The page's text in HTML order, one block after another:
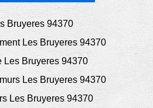
Bruyeres 94370
Les Bruyeres 94370
Les Bruyeres 94370
Les Bruyeres 94370
Les Bruyeres 94370